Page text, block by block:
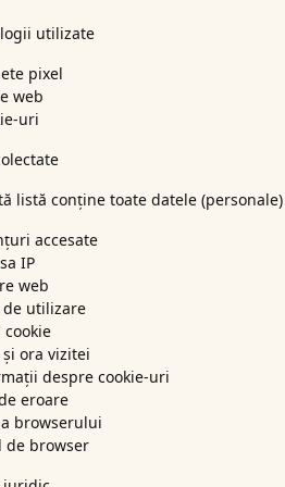
utilizate
pixel
web
uri
listă conține toate datele
accesate
IP
web
de utilizare
ora vizitei
despre cookie-uri
eroare
browserului
de browser